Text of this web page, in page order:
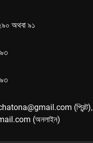
অথবা ৯১
(প্রিন্ট),
(অনলাইন)